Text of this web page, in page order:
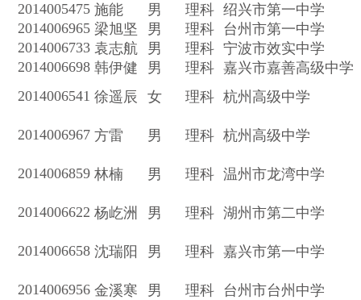
2014005475 施能 男 理科 绍兴市第一中学
2014006965 梁旭坚 男 理科 台州市第一中学
2014006733 袁志航 男 理科 宁波市效实中学
2014006698 韩伊健 男 理科 嘉兴市嘉善高级中学
2014006541 徐遥辰 女 理科 杭州高级中学
2014006967 方雷 男 理科 杭州高级中学
2014006859 林楠 男 理科 温州市龙湾中学
2014006622 杨屹洲 男 理科 湖州市第二中学
2014006658 沈瑞阳 男 理科 嘉兴市第一中学
2014006956 金溪寒 男 理科 台州市台州中学